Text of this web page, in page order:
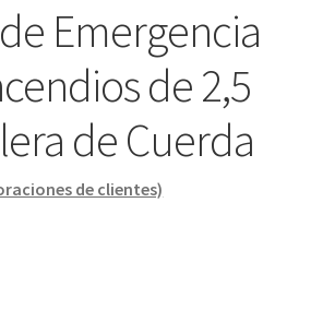
Emergencia
de 2,5
de Cuerda
de clientes)